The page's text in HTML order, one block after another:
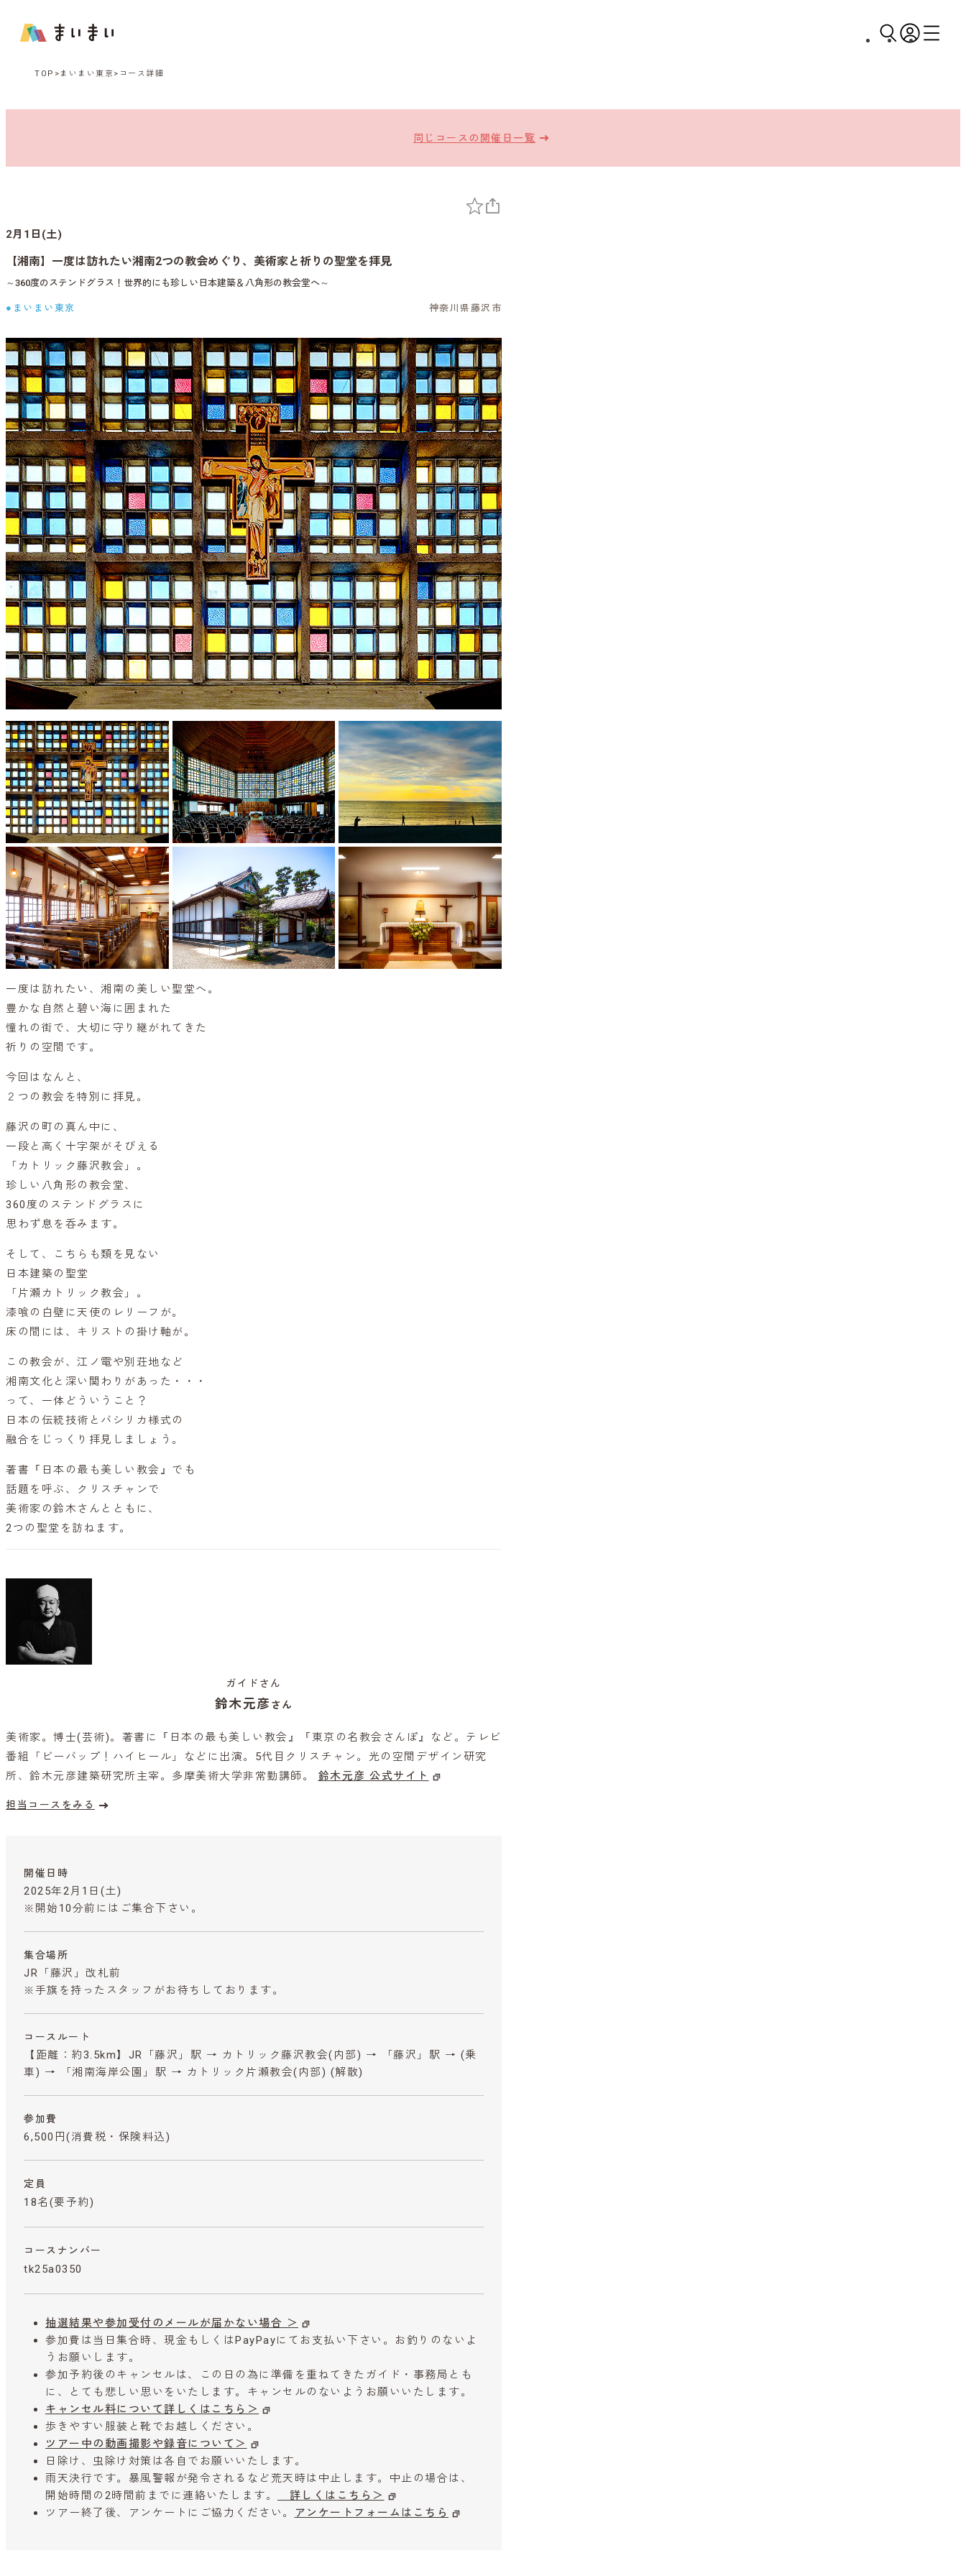
TOP まいまい東京 コース詳細
同じコースの開催日一覧
2月1日(土)
【湘南】一度は訪れたい湘南2つの教会めぐり、美術家と祈りの聖堂を拝見
～360度のステンドグラス！世界的にも珍しい日本建築＆八角形の教会堂へ～
●まいまい東京 神奈川県藤沢市
一度は訪れたい、湘南の美しい聖堂へ。
豊かな自然と碧い海に囲まれた
憧れの街で、大切に守り継がれてきた
祈りの空間です。
今回はなんと、
２つの教会を特別に拝見。
藤沢の町の真ん中に、
一段と高く十字架がそびえる
「カトリック藤沢教会」。
珍しい八角形の教会堂、
360度のステンドグラスに
思わず息を呑みます。
そして、こちらも類を見ない
日本建築の聖堂
「片瀬カトリック教会」。
漆喰の白壁に天使のレリーフが。
床の間には、キリストの掛け軸が。
この教会が、江ノ電や別荘地など
湘南文化と深い関わりがあった・・・
って、一体どういうこと？
日本の伝統技術とバシリカ様式の
融合をじっくり拝見しましょう。
著書『日本の最も美しい教会』でも
話題を呼ぶ、クリスチャンで
美術家の鈴木さんとともに、
2つの聖堂を訪ねます。
ガイドさん
鈴木元彦 さん
美術家。博士(芸術)。著書に『日本の最も美しい教会』『東京の名教会さんぽ』など。テレビ
番組「ビーバップ！ハイヒール」などに出演。5代目クリスチャン。光の空間デザイン研究
所、鈴木元彦建築研究所主宰。多摩美術大学非常勤講師。 鈴木元彦 公式サイト
担当コースをみる
開催日時
2025年2月1日(土)
※開始10分前にはご集合下さい。
集合場所
JR「藤沢」改札前
※手旗を持ったスタッフがお待ちしております。
コースルート
【距離：約3.5km】JR「藤沢」駅 → カトリック藤沢教会(内部) → 「藤沢」駅 → (乗
車) → 「湘南海岸公園」駅 → カトリック片瀬教会(内部) (解散)
参加費
6,500円 (消費税・保険料込)
定員
18名(要予約)
コースナンバー
tk25a0350
抽選結果や参加受付のメールが届かない場合 ＞
参加費は当日集合時、現金もしくはPayPayにてお支払い下さい。お釣りのないよ
うお願いします。
参加予約後のキャンセルは、この日の為に準備を重ねてきたガイド・事務局とも
に、とても悲しい思いをいたします。キャンセルのないようお願いいたします。
キャンセル料について詳しくはこちら＞
歩きやすい服装と靴でお越しください。
ツアー中の動画撮影や録音について＞
日除け、虫除け対策は各自でお願いいたします。
雨天決行です。暴風警報が発令されるなど荒天時は中止します。中止の場合は、
開始時間の2時間前までに連絡いたします。
詳しくはこちら＞
ツアー終了後、アンケートにご協力ください。
アンケートフォームはこちら